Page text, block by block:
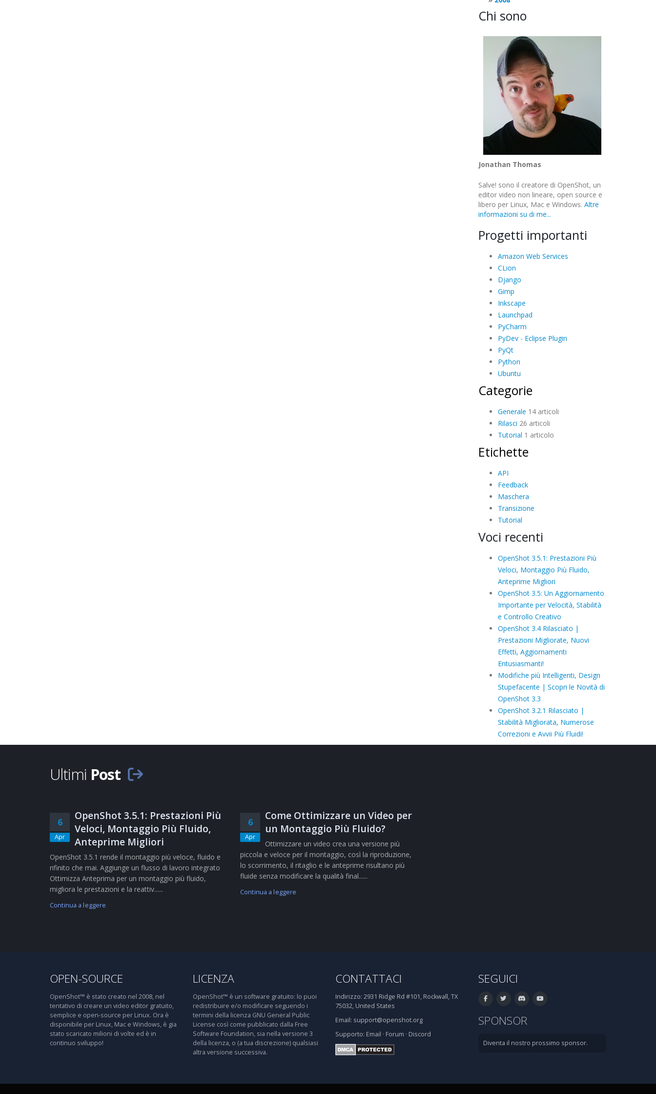
Chi sono
Jonathan Thomas
Salve! sono il creatore di OpenShot, un
editor video non lineare, open source e
libero per Linux, Mac e Windows. Altre
informazioni su di me...
Progetti importanti
Amazon Web Services
CLion
Django
Gimp
Inkscape
Launchpad
PyCharm
PyDev - Eclipse Plugin
PyQt
Python
Ubuntu
Categorie
Generale 14 articoli
Rilasci 26 articoli
Tutorial 1 articolo
Etichette
API
Feedback
Maschera
Transizione
Tutorial
Voci recenti
OpenShot 3.5.1: Prestazioni Più
Veloci, Montaggio Più Fluido,
Anteprime Migliori
OpenShot 3.5: Un Aggiornamento
Importante per Velocità, Stabilità
e Controllo Creativo
OpenShot 3.4 Rilasciato |
Prestazioni Migliorate, Nuovi
Effetti, Aggiornamenti
Entusiasmanti!
Modifiche più Intelligenti, Design
Stupefacente | Scopri le Novità di
OpenShot 3.3
OpenShot 3.2.1 Rilasciato |
Stabilità Migliorata, Numerose
Correzioni e Avvii Più Fluidi!
Ultimi Post
6
Apr
OpenShot 3.5.1: Prestazioni Più
Veloci, Montaggio Più Fluido,
Anteprime Migliori
OpenShot 3.5.1 rende il montaggio più veloce, fluido e
rifinito che mai. Aggiunge un flusso di lavoro integrato
Ottimizza Anteprima per un montaggio più fluido,
migliora le prestazioni e la reattiv......
Continua a leggere
6
Apr
Come Ottimizzare un Video per
un Montaggio Più Fluido?
Ottimizzare un video crea una versione più
piccola e veloce per il montaggio, così la riproduzione,
lo scorrimento, il ritaglio e le anteprime risultano più
fluide senza modificare la qualità final......
Continua a leggere
OPEN-SOURCE
OpenShot™ è stato creato nel 2008, nel
tentativo di creare un video editor gratuito,
semplice e open-source per Linux. Ora è
disponibile per Linux, Mac e Windows, è gia
stato scaricato milioni di volte ed è in
continuo sviluppo!
LICENZA
OpenShot™ è un software gratuito: lo puoi
redistribuire e/o modificare seguendo i
termini della licenza GNU General Public
License così come pubblicato dalla Free
Software Foundation, sia nella versione 3
della licenza, o (a tua discrezione) qualsiasi
altra versione successiva.
CONTATTACI
Indirizzo: 2931 Ridge Rd #101, Rockwall, TX
75032, United States
Email: support@openshot.org
Supporto: Email · Forum · Discord
SEGUICI
SPONSOR
Diventa il nostro prossimo sponsor.